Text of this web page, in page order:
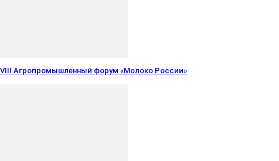
VIII Агропромышленный форум «Молоко России»